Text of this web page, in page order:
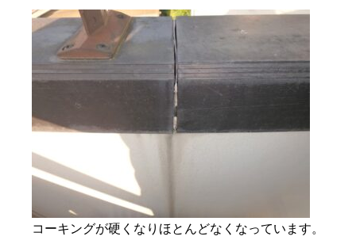
コーキングが硬くなりほとんどなくなっています。